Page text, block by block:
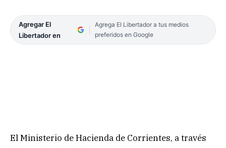
Agregar El
Libertador en
Agrega El Libertador a tus medios
preferidos en Google
El Ministerio de Hacienda de Corrientes, a través